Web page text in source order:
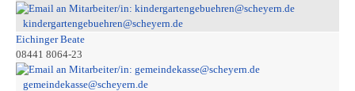
kindergartengebuehren@scheyern.de
Eichinger Beate
08441 8064-23
gemeindekasse@scheyern.de